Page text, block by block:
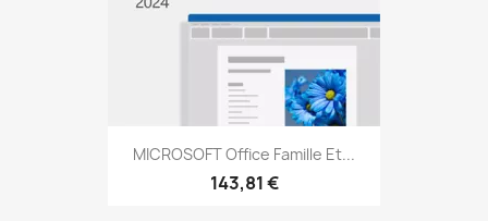
MICROSOFT Office Famille Et...
143,81 €